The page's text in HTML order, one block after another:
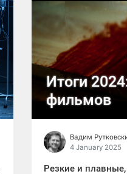
Итоги
фильмов
Вадим
4 January 2025
Резкие и